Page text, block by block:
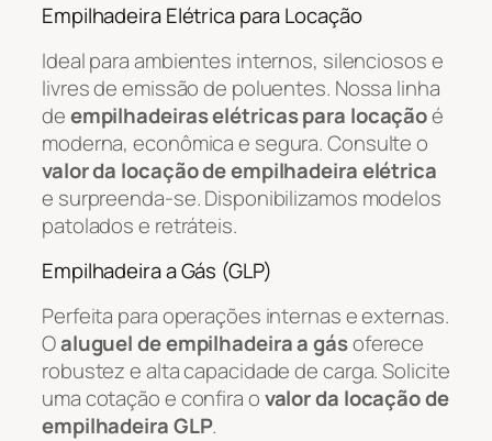
Empilhadeira Elétrica para Locação
Ideal para ambientes internos, silenciosos e
livres de emissão de poluentes. Nossa linha
deempilhadeiras elétricas para locaçãoé
moderna, econômica e segura. Consulte o
valor da locação de empilhadeira elétrica
e surpreenda-se. Disponibilizamos modelos
patolados e retráteis.
Empilhadeira a Gás (GLP)
Perfeita para operações internas e externas.
Oaluguel de empilhadeira a gásoferece
robustez e alta capacidade de carga. Solicite
uma cotação e confira ovalor da locação de
empilhadeira GLP.